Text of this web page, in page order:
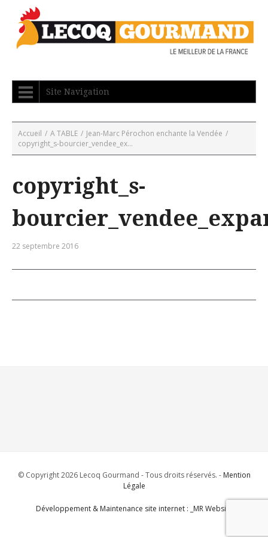
Site Navigation
Accueil / A TABLE / Jean-Marc Pérochon enchante la Vendée /
copyright_s-bourcier_vendee_ex...
copyright_s-
22 septembre 2016
© Copyright 2026 Lecoq Gourmand - Tous droits réservés. - Mention
Légale
Développement & Maintenance site internet : _MR Website